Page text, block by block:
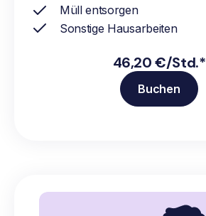
Müll entsorgen
Sonstige Hausarbeiten
46,20 €/Std.*
Buchen